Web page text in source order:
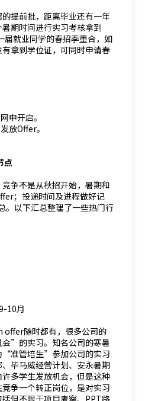
提前批，距离毕业还有一年
期时间进行实习考核拿到
就业同学的春招季重合，如
拿到学位证，可同时申请春
申开启。
放Offer。
点
争不是从秋招开始，暑期和
；投递时间及进程做好记
。以下汇总整理了一些热门行
10月
offer随时都有，很多公司的
”的实习。知名公司的寒暑
“准管培生”参加公司的实习
毕马威经营计划、安永暑期
多学生发放机会，但是这种
争一个转正岗位，是对实习
但不限于项目考察、PPT路